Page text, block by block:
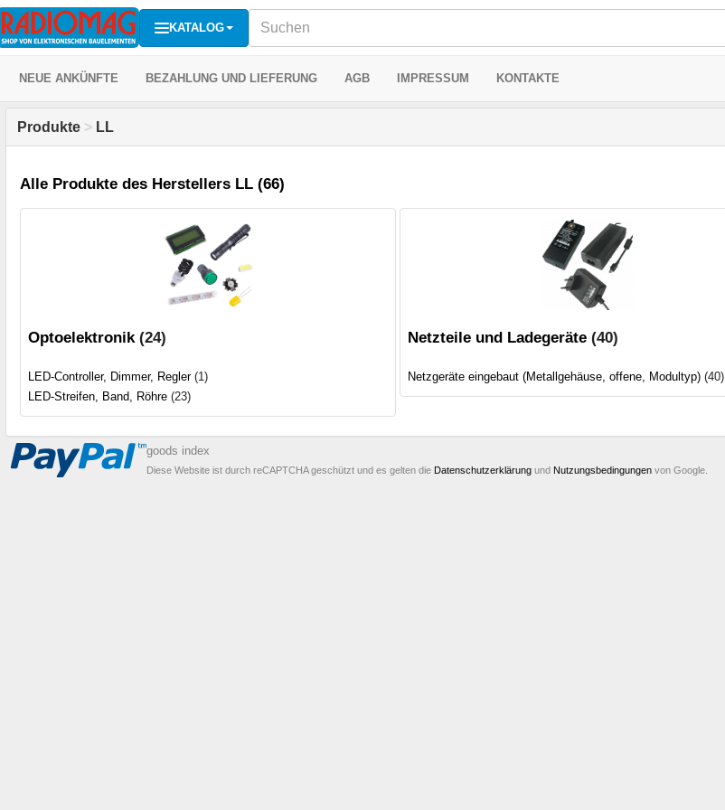
KATALOG
NEUE ANKÜNFTE BEZAHLUNG UND LIEFERUNG AGB IMPRESSUM KONTAKTE
Produkte > LL
Alle Produkte des Herstellers LL (66)
Optoelektronik(24)
LED-Controller, Dimmer, Regler(1)
LED-Streifen, Band, Röhre (23)
Netzteile und Ladegeräte (40)
Netzgeräte eingebaut (Metallgehäuse, offene, Modultyp) (40)
goods index
Diese Website ist durch reCAPTCHA geschützt und es gelten die Datenschutzerklärung und Nutzungsbedingungen von Google.